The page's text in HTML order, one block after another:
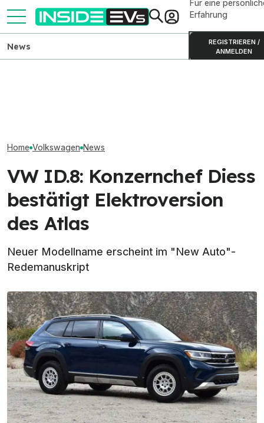
Für eine
Erfahrung
REGISTRIEREN /
ANMELDEN
News
Home Volkswagen News
VW ID.8: Konzernchef Diess
bestätigt Elektroversion
des Atlas
Neuer Modellname erscheint im "New Auto"-
Redemanuskript